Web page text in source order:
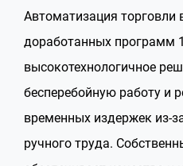
Автоматизация торговли
доработанных программ
высокотехнологичное
бесперебойную работу и
временных издержек из-
ручного труда.